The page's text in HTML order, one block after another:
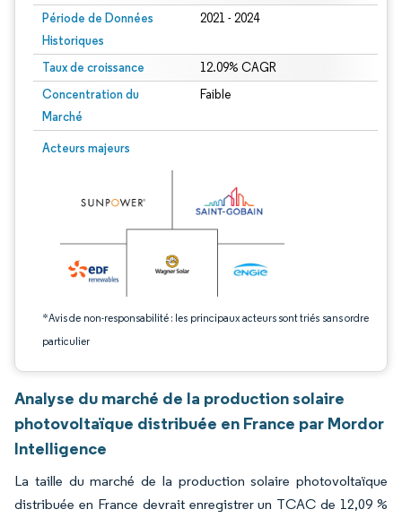
Période de Données
Historiques
2021 - 2024
Taux de croissance 12.09% CAGR
Concentration du
Marché
Faible
Acteurs majeurs
*Avis de non-responsabilité : les principaux acteurs sont triés sans ordre
particulier
Image © Mordor Intelligence. La réutilisation nécessite une attribution sous CC
Analyse du marché de la production solaire
photovoltaïque distribuée en France par Mordor
Intelligence
La taille du marché de la production solaire photovoltaïque
distribuée en France devrait enregistrer un TCAC de 12,09 %